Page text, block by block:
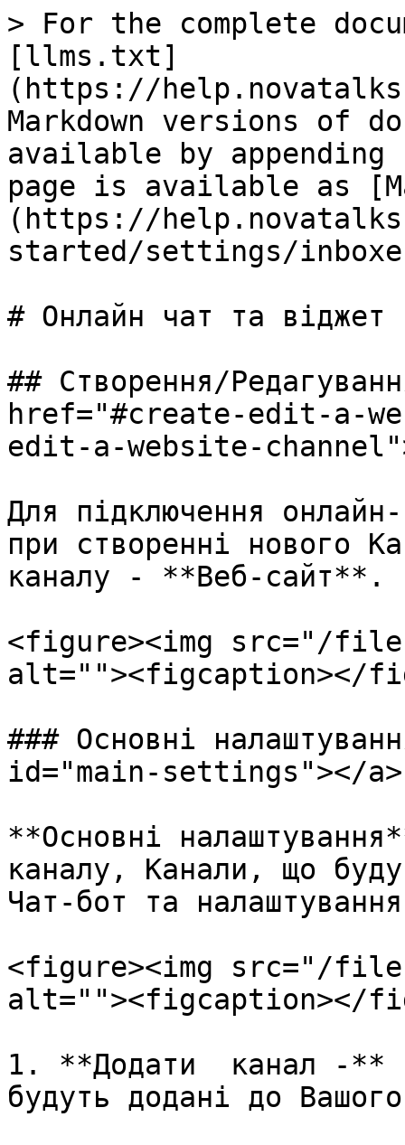
> For the complete
[llms.txt]
(https://
Markdown versions of
available by
page is available as
(https://
started/settings/
# Онлайн чат та віджет
## Створення/
href="#create-edit-a-
edit-a-website-
Для підключення
при створенні нового
каналу - **Веб-сайт**.
<figure><img src="/files/
alt=""><figcaption></
### Основні
id="main-settings"></a>
**Основні
каналу, Канали, що
Чат-бот та
<figure><img src="/
alt=""><figcaption></
1. **Додати  канал -**
будуть додані до